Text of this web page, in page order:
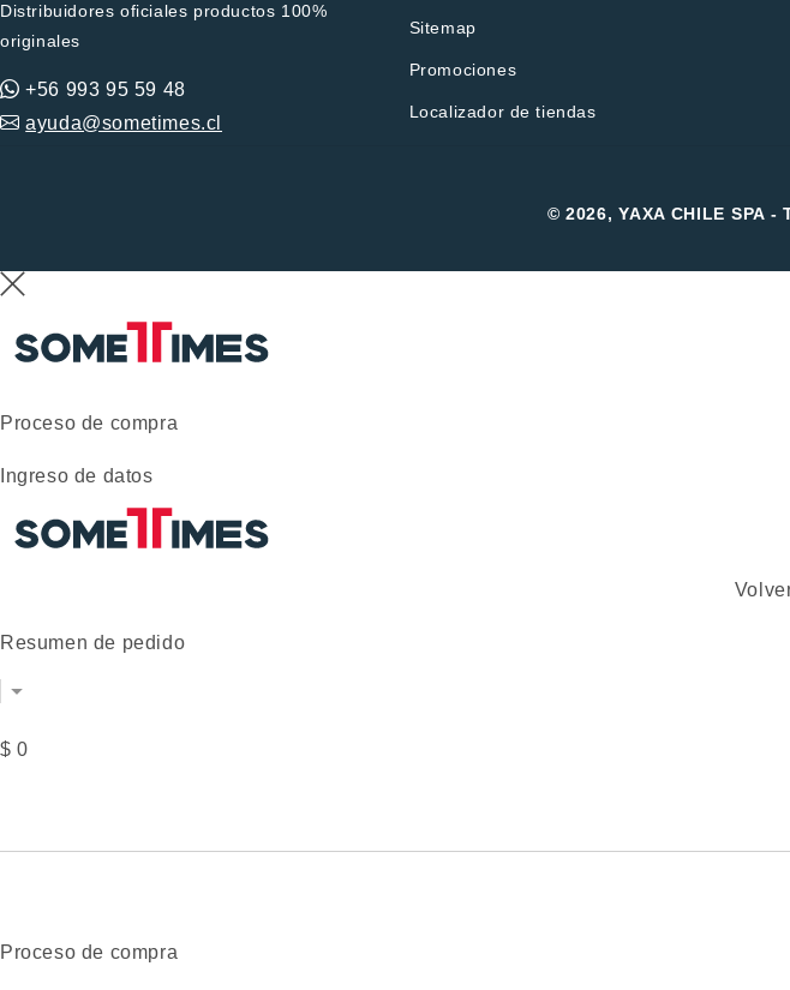
Distribuidores oficiales productos 100%
originales
+56 993 95 59 48
ayuda@sometimes.cl
Sitemap
Promociones
Localizador de tiendas
© 2026, YAXA CHILE SPA
Proceso de compra
Ingreso de datos
Resumen de pedido
$ 0
Proceso de compra